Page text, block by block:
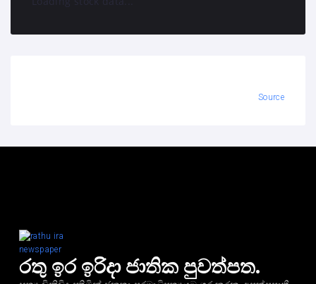
Source
රතු ඉර ඉරිදා ජාතික පුවත්පත.